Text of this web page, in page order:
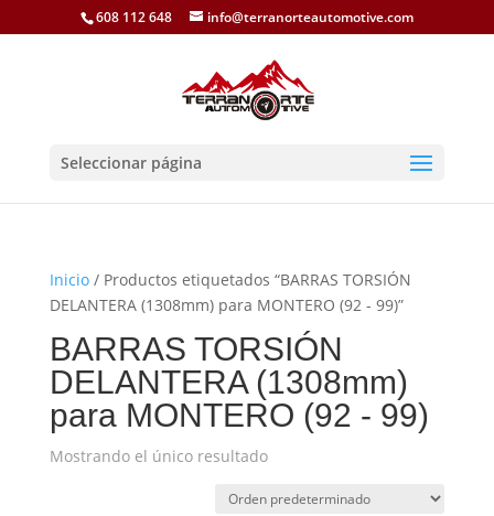
608 112 648 info@terranorteautomotive.com
Seleccionar página
Inicio/ Productos etiquetados “BARRAS TORSIÓN
DELANTERA (1308mm) para MONTERO (92 - 99)”
BARRAS TORSIÓN
DELANTERA (1308mm)
para MONTERO (92 - 99)
Mostrando el único resultado